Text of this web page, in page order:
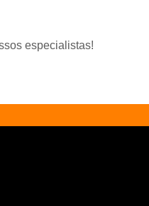
especialistas!